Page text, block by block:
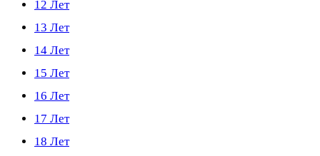
12 Лет
13 Лет
14 Лет
15 Лет
16 Лет
17 Лет
18 Лет